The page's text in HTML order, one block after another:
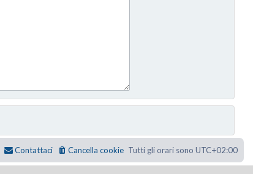
Tutti gli orari sono UTC+02:00
Cancella cookie
Contattaci